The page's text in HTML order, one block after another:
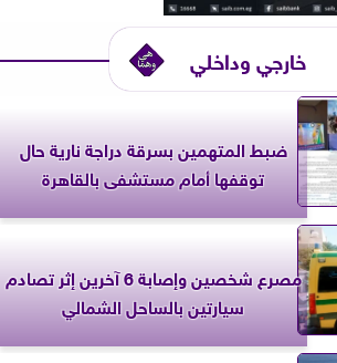
خارجي وداخلي
ضبط المتهمين بسرقة دراجة نارية حال
توقفها أمام مستشفى بالقاهرة
مصرع شخصين وإصابة 6 آخرين إثر تصادم
سيارتين بالساحل الشمالي